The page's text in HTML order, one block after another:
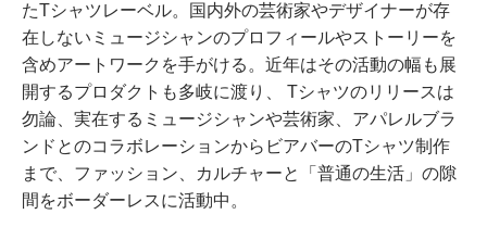
たTシャツレーベル。国内外の芸術家やデザイナーが存
在しないミュージシャンのプロフィールやストーリーを
含めアートワークを手がける。近年はその活動の幅も展
開するプロダクトも多岐に渡り、 Tシャツのリリースは
勿論、実在するミュージシャンや芸術家、アパレルブラ
ンドとのコラボレーションからビアバーのTシャツ制作
まで、ファッション、カルチャーと「普通の生活」の隙
間をボーダーレスに活動中。